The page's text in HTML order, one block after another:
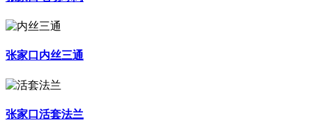
张家口内丝三通
张家口活套法兰